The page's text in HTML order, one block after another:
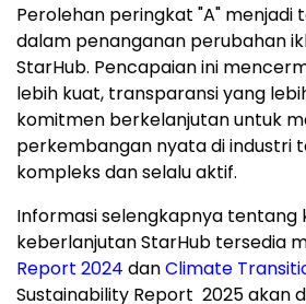
Perolehan peringkat "A" menjadi
dalam penanganan perubahan
StarHub. Pencapaian ini
lebih kuat, transparansi yang
komitmen berkelanjutan untuk
perkembangan nyata di industri
kompleks dan selalu aktif.
Informasi selengkapnya tentang
keberlanjutan StarHub tersedia
Report 2024 danClimate
Sustainability Report 2025 akan